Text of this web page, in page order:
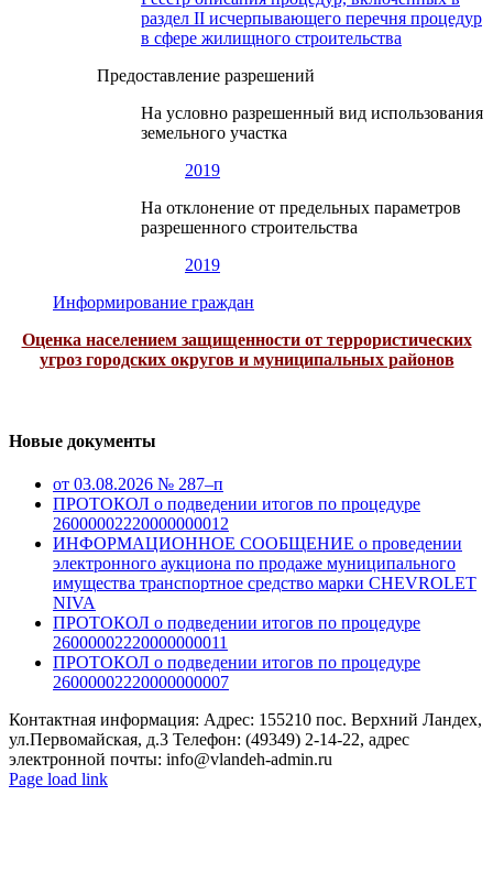
раздел II исчерпывающего перечня процедур
в сфере жилищного строительства
Предоставление разрешений
На условно разрешенный вид использования
земельного участка
2019
На отклонение от предельных параметров
разрешенного строительства
2019
Информирование граждан
Оценка населением защищенности от террористических
угроз городских округов и муниципальных районов
Новые документы
от 03.08.2026 № 287–п
ПРОТОКОЛ о подведении итогов по процедуре
26000002220000000012
ИНФОРМАЦИОННОЕ СООБЩЕНИЕ о проведении
электронного аукциона по продаже муниципального
имущества транспортное средство марки CHEVROLET
NIVA
ПРОТОКОЛ о подведении итогов по процедуре
26000002220000000011
ПРОТОКОЛ о подведении итогов по процедуре
26000002220000000007
Контактная информация: Адрес: 155210 пос. Верхний Ландех,
ул.Первомайская, д.3 Телефон: (49349) 2-14-22, адрес
электронной почты: info@vlandeh-admin.ru
Page load link